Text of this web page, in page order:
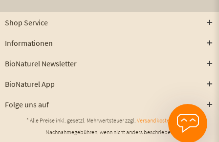
Shop Service
Informationen
BioNaturel Newsletter
BioNaturel App
Folge uns auf
* Alle Preise inkl. gesetzl. Mehrwertsteuer zzgl. Versandkosten
und ggf.
Nachnahmegebühren, wenn nicht anders beschrieben